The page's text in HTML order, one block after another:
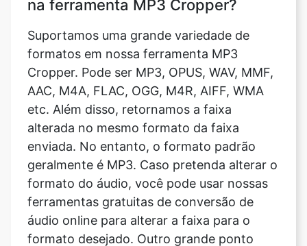
Cropper. Pode ser MP3, OPUS, WAV, MMF,
AAC, M4A, FLAC, OGG, M4R, AIFF, WMA
etc. Além disso, retornamos a faixa
alterada no mesmo formato da faixa
enviada. No entanto, o formato padrão
geralmente é MP3. Caso pretenda alterar o
formato do áudio, você pode usar nossas
ferramentas gratuitas de conversão de
áudio online para alterar a faixa para o
formato desejado. Outro grande ponto
positivo do nosso MP3 Cropper é que,
como ele suporta todos os formatos de
áudio, você pode reproduzir qualquer áudio